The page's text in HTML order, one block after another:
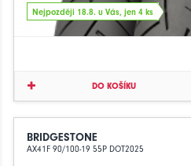
Nejpozději 18.8. u Vás, jen 4 ks
DO KOŠÍKU
BRIDGESTONE
AX41F 90/100-19 55P DOT2025